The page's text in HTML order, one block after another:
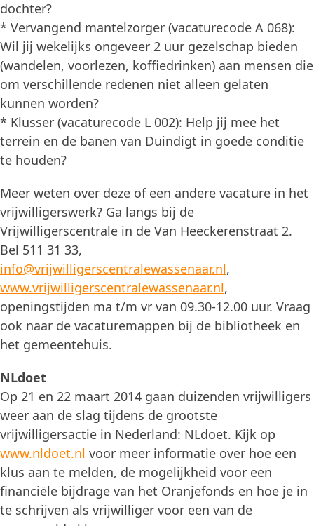
dochter?
* Vervangend mantelzorger (vacaturecode A 068):
Wil jij wekelijks ongeveer 2 uur gezelschap bieden
(wandelen, voorlezen, koffiedrinken) aan mensen die
om verschillende redenen niet alleen gelaten
kunnen worden?
* Klusser (vacaturecode L 002): Help jij mee het
terrein en de banen van Duindigt in goede conditie
te houden?
Meer weten over deze of een andere vacature in het
vrijwilligerswerk? Ga langs bij de
Vrijwilligerscentrale in de Van Heeckerenstraat 2.
Bel 511 31 33,
info@vrijwilligerscentralewassenaar.nl,
www.vrijwilligerscentralewassenaar.nl,
openingstijden ma t/m vr van 09.30-12.00 uur. Vraag
ook naar de vacaturemappen bij de bibliotheek en
het gemeentehuis.
NLdoet
Op 21 en 22 maart 2014 gaan duizenden vrijwilligers
weer aan de slag tijdens de grootste
vrijwilligersactie in Nederland: NLdoet. Kijk op
www.nldoet.nl voor meer informatie over hoe een
klus aan te melden, de mogelijkheid voor een
financiële bijdrage van het Oranjefonds en hoe je in
te schrijven als vrijwilliger voor een van de